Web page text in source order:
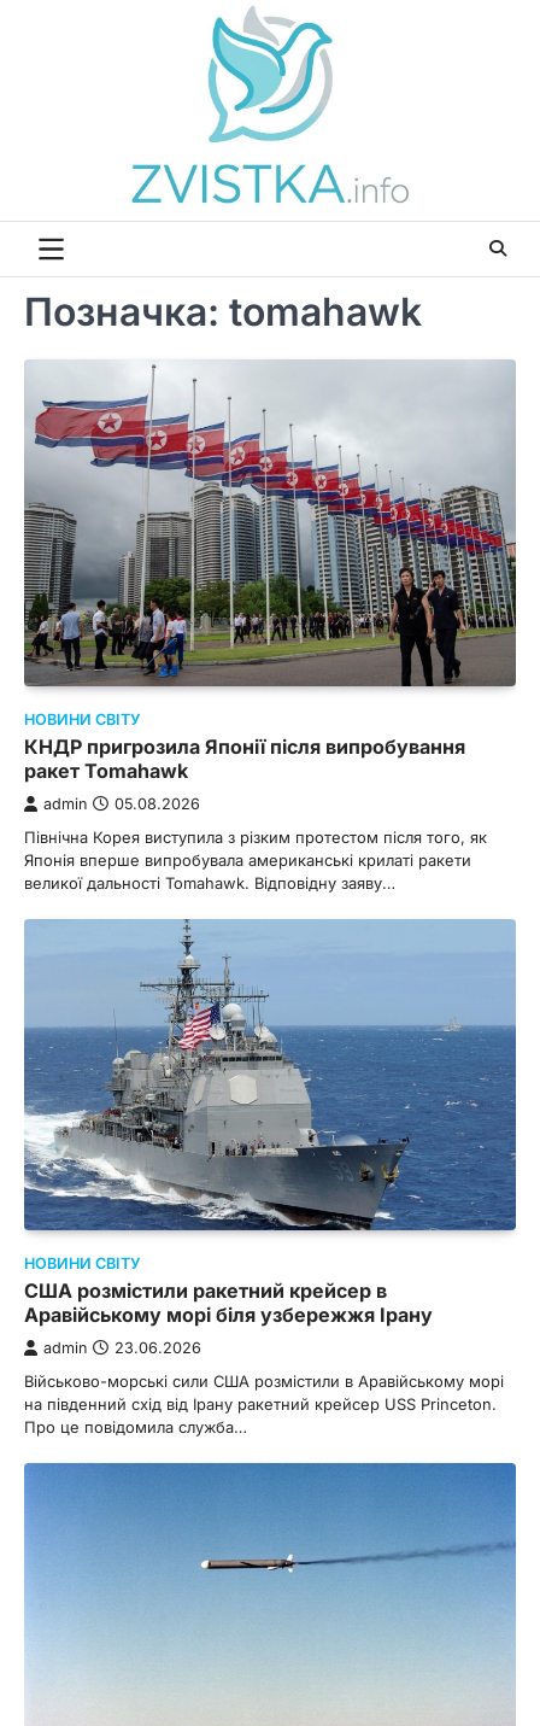
Позначка: tomahawk
НОВИНИ СВІТУ
КНДР пригрозила Японії після випробування
ракет Tomahawk
admin 05.08.2026
Північна Корея виступила з різким протестом після того, як
Японія вперше випробувала американські крилаті ракети
великої дальності Tomahawk. Відповідну заяву…
НОВИНИ СВІТУ
США розмістили ракетний крейсер в
Аравійському морі біля узбережжя Ірану
admin 23.06.2026
Військово-морські сили США розмістили в Аравійському морі
на південний схід від Ірану ракетний крейсер USS Princeton.
Про це повідомила служба…